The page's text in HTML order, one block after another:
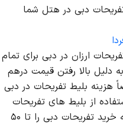
دبی در هتل شما
ارزان در دبی برای تمام
دلیل بالا رفتن قیمت درهم
هزینه بلیط تفریحات در دبی
از بلیط های تفریحات
تخفیف دار دبی فردا می توانید هزینه خرید تفریحات دبی را تا ۵۰